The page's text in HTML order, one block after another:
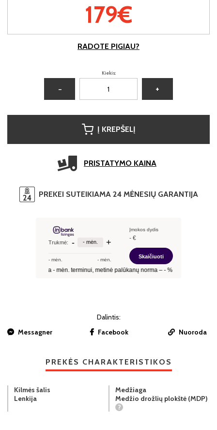
179€
RADOTE PIGIAU?
Kiekis:
− +
Į KREPŠELĮ
PRISTATYMO KAINA
PREKEI SUTEIKIAMA 24 MĖNESIŲ GARANTIJA
Dalintis:
Messagner
Facebook Nuoroda
PREKĖS CHARAKTERISTIKOS
Kilmės šalis
Lenkija
Medžiaga
Medžio drožlių plokštė (MDP)
?